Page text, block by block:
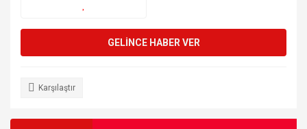
GELİNCE HABER VER
Karşılaştır